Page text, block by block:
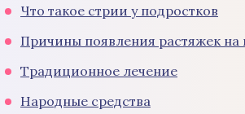
Что такое стрии у подростков
Причины появления растяжек на
Традиционное лечение
Народные средства